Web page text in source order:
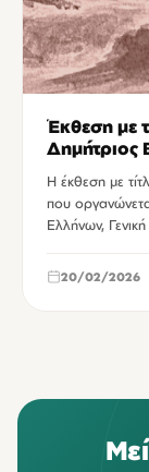
Έκθεση με
Δημήτριος
Η έκθεση με
που
Ελλήνων,
20/02/2026